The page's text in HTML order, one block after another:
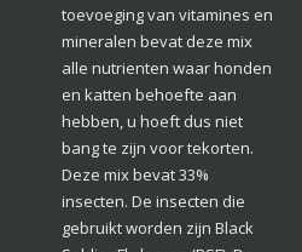
toevoeging van vitamines en
mineralen bevat deze mix
alle nutrienten waar honden
en katten behoefte aan
hebben, u hoeft dus niet
bang te zijn voor tekorten.
Deze mix bevat 33%
insecten. De insecten die
gebruikt worden zijn Black